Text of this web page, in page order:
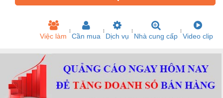
Việc làm Cần mua Dịch vụ Nhà cung cấp Video clip